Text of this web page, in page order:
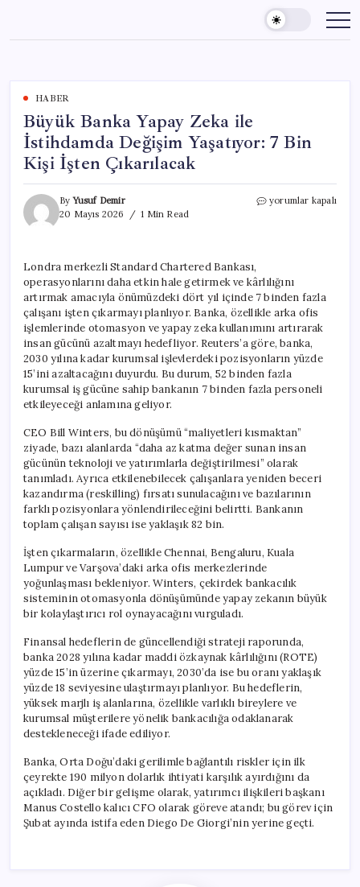
content
HABER
Büyük Banka Yapay Zeka ile
İstihdamda Değişim Yaşatıyor: 7 Bin
Kişi İşten Çıkarılacak
ByYusuf Demir
20 Mayıs 2026
1 Min Read
Büyük
Değişim
Yaşatıyor:
7
Kişi
İşten
Çıkarılacak
için
yorumlar kapalı
Londra merkezli Standard Chartered Bankası,
operasyonlarını daha etkin hale getirmek ve kârlılığını
artırmak amacıyla önümüzdeki dört yıl içinde 7 binden fazla
çalışanı işten çıkarmayı planlıyor. Banka, özellikle arka ofis
işlemlerinde otomasyon ve yapay zeka kullanımını artırarak
insan gücünü azaltmayı hedefliyor. Reuters’a göre, banka,
2030 yılına kadar kurumsal işlevlerdeki pozisyonların yüzde
15’ini azaltacağını duyurdu. Bu durum, 52 binden fazla
kurumsal iş gücüne sahip bankanın 7 binden fazla personeli
etkileyeceği anlamına geliyor.
CEO Bill Winters, bu dönüşümü “maliyetleri kısmaktan”
ziyade, bazı alanlarda “daha az katma değer sunan insan
gücünün teknoloji ve yatırımlarla değiştirilmesi” olarak
tanımladı. Ayrıca etkilenebilecek çalışanlara yeniden beceri
kazandırma (reskilling) fırsatı sunulacağını ve bazılarının
farklı pozisyonlara yönlendirileceğini belirtti. Bankanın
toplam çalışan sayısı ise yaklaşık 82 bin.
İşten çıkarmaların, özellikle Chennai, Bengaluru, Kuala
Lumpur ve Varşova’daki arka ofis merkezlerinde
yoğunlaşması bekleniyor. Winters, çekirdek bankacılık
sisteminin otomasyonla dönüşümünde yapay zekanın büyük
bir kolaylaştırıcı rol oynayacağını vurguladı.
Finansal hedeflerin de güncellendiği strateji raporunda,
banka 2028 yılına kadar maddi özkaynak kârlılığını (ROTE)
yüzde 15’in üzerine çıkarmayı, 2030’da ise bu oranı yaklaşık
yüzde 18 seviyesine ulaştırmayı planlıyor. Bu hedeflerin,
yüksek marjlı iş alanlarına, özellikle varlıklı bireylere ve
kurumsal müşterilere yönelik bankacılığa odaklanarak
destekleneceği ifade ediliyor.
Banka, Orta Doğu’daki gerilimle bağlantılı riskler için ilk
çeyrekte 190 milyon dolarlık ihtiyati karşılık ayırdığını da
açıkladı. Diğer bir gelişme olarak, yatırımcı ilişkileri başkanı
Manus Costello kalıcı CFO olarak göreve atandı; bu görev için
Şubat ayında istifa eden Diego De Giorgi’nin yerine geçti.